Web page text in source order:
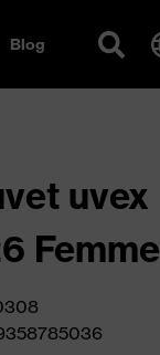
Blog
uvex
Femme